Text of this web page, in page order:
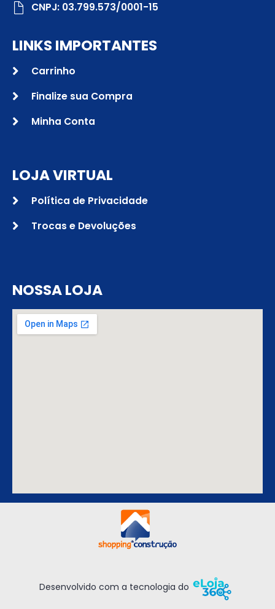
CNPJ: 03.799.573/0001-15
LINKS IMPORTANTES
Carrinho
Finalize sua Compra
Minha Conta
LOJA VIRTUAL
Política de Privacidade
Trocas e Devoluções
NOSSA LOJA
Desenvolvido com a tecnologia do